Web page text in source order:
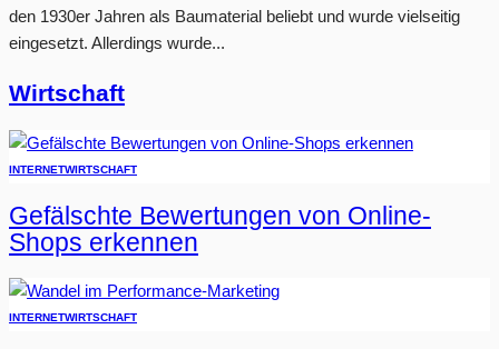
den 1930er Jahren als Baumaterial beliebt und wurde vielseitig
eingesetzt. Allerdings wurde...
Wirtschaft
INTERNETWIRTSCHAFT
Gefälschte Bewertungen von Online-
Shops erkennen
INTERNETWIRTSCHAFT